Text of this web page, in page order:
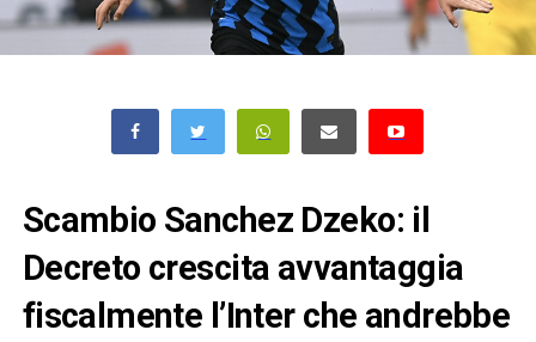
Scambio Sanchez Dzeko: il
Decreto crescita avvantaggia
fiscalmente l’Inter che andrebbe